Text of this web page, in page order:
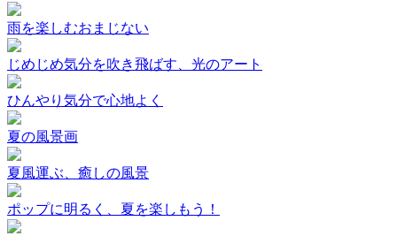
雨を楽しむおまじない
じめじめ気分を吹き飛ばす、光のアート
ひんやり気分で心地よく
夏の風景画
夏風運ぶ、癒しの風景
ポップに明るく、夏を楽しもう！